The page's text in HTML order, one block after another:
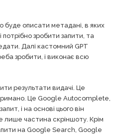
буде описати метадані, в яких
потрібно зробити запити, та
Далі кастомний GPT
зробити, і виконає всю
результати видачі. Це
Це Google Autocomplete,
і на основі цього він
лише частина скріншоту. Крім
на Google Search, Google